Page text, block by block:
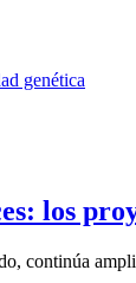
los
continúa